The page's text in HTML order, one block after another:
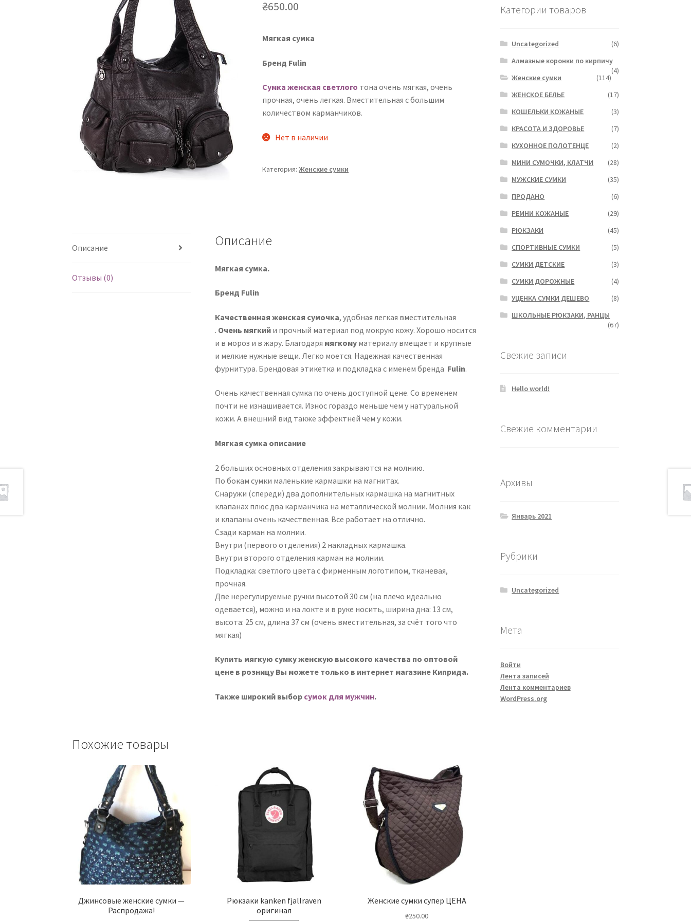
₴650.00
Мягкая сумка
Бренд Fulin
Сумка женская светлого тона очень мягкая, очень
прочная, очень легкая. Вместительная с большим
количеством карманчиков.
Нет в наличии
Категория:Женские сумки
Описание
Отзывы (0)
Описание
Мягкая сумка.
Бренд Fulin
Качественная женская сумочка, удобная легкая вместительная
. Очень мягкийи прочный материал под мокрую кожу. Хорошо носится
и в мороз и в жару. Благодаря мягкомуматериалу вмещает и крупные
и мелкие нужные вещи. Легко моется. Надежная качественная
фурнитура. Брендовая этикетка и подкладка с именем бренда Fulin.
Очень качественная сумка по очень доступной цене. Со временем
почти не изнашивается. Износ гораздо меньше чем у натуральной
кожи. А внешний вид также эффектней чем у кожи.
Мягкая сумка описание
2 больших основных отделения закрываются на молнию.
По бокам сумки маленькие кармашки на магнитах.
Снаружи (спереди) два дополнительных кармашка на магнитных
клапанах плюс два карманчика на металлической молнии. Молния как
и клапаны очень качественная. Все работает на отлично.
Сзади карман на молнии.
Внутри (первого отделения) 2 накладных кармашка.
Внутри второго отделения карман на молнии.
Подкладка: светлого цвета с фирменным логотипом, тканевая,
прочная.
Две нерегулируемые ручки высотой 30 см (на плечо идеально
одевается), можно и на локте и в руке носить, ширина дна: 13 см,
высота: 25 см, длина 37 см (очень вместительная, за счёт того что
мягкая)
Купить мягкую сумку женскую высокого качества по оптовой
цене в розницу Вы можете только в интернет магазине Киприда.
Также широкий выбор сумок для мужчин.
Похожие товары
Джинсовые женские сумки —
Распродажа!
Рюкзаки kanken fjallraven
оригинал
Женские сумки супер ЦЕНА
₴250.00
Категории товаров
Uncategorized
(6)
Алмазные коронки по кирпичу
(4)
Женские сумки
(114)
ЖЕНСКОЕ БЕЛЬЕ
(17)
КОШЕЛЬКИ КОЖАНЫЕ
(3)
КРАСОТА И ЗДОРОВЬЕ
(7)
КУХОННОЕ ПОЛОТЕНЦЕ
(2)
МИНИ СУМОЧКИ, КЛАТЧИ
(28)
МУЖСКИЕ СУМКИ
(35)
ПРОДАНО
(6)
РЕМНИ КОЖАНЫЕ
(29)
РЮКЗАКИ
(45)
СПОРТИВНЫЕ СУМКИ
(5)
СУМКИ ДЕТСКИЕ
(3)
СУМКИ ДОРОЖНЫЕ
(4)
УЦЕНКА СУМКИ ДЕШЕВО
(8)
ШКОЛЬНЫЕ РЮКЗАКИ, РАНЦЫ
(67)
Свежие записи
Hello world!
Свежие комментарии
Архивы
Январь 2021
Рубрики
Uncategorized
Мета
Войти
Лента записей
Лента комментариев
WordPress.org